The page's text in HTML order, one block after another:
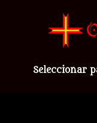
Seleccionar